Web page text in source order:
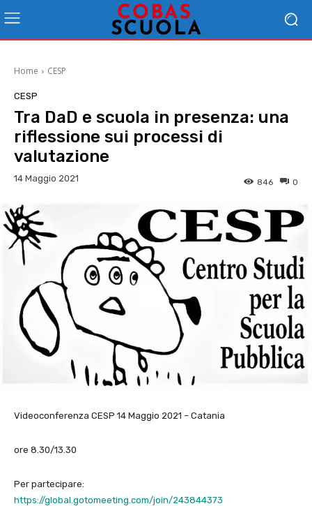
Home CESP
CESP
Tra DaD e scuola in presenza: una
riflessione sui processi di
valutazione
14 Maggio 2021 0
846
Videoconferenza CESP 14 Maggio 2021 – Catania
ore 8.30/13.30
Per partecipare:
https://global.gotomeeting.com/join/243844373